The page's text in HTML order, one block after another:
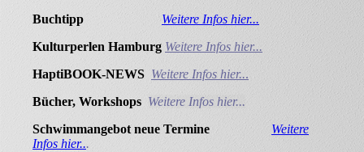
Buchtipp
Weitere Infos hier...
Kulturperlen Hamburg Weitere Infos hier...
HaptiBOOK-NEWS Weitere Infos hier...
Bücher, Workshops Weitere Infos hier...
Schwimmangebot neue Termine Weitere
Infos hier...